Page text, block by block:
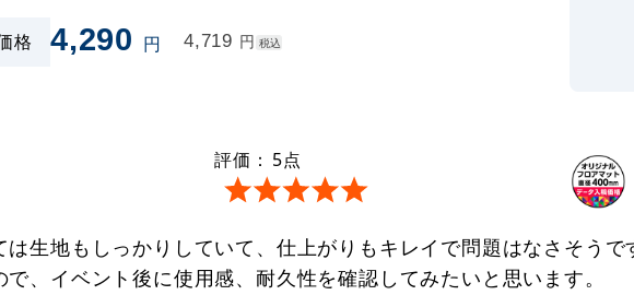
格 4,290 円 4,719 円 税込
評価： 5点
生地もしっかりしていて、仕上がりもキレイで問題はなさそうで
、イベント後に使用感、耐久性を確認してみたいと思います。